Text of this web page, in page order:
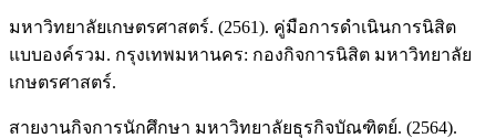
มหาวิทยาลัยเกษตรศาสตร์. (2561). คู่มือการดำเนินการนิสิต
แบบองค์รวม. กรุงเทพมหานคร: กองกิจการนิสิต มหาวิทยาลัย
เกษตรศาสตร์.
สายงานกิจการนักศึกษา มหาวิทยาลัยธุรกิจบัณฑิตย์. (2564).